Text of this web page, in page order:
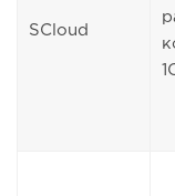
SCloud